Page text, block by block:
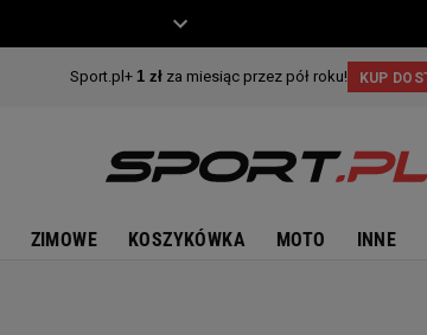
ZIMOWE KOSZYKÓWKA MOTO INNE